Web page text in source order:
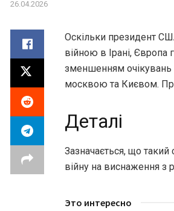
26.04.2026
Оскільки президент
війною в Ірані, Європа
зменшенням
москвою та Києвом.
Деталі
Зазначається, що
війну на виснаження з
Это интересно